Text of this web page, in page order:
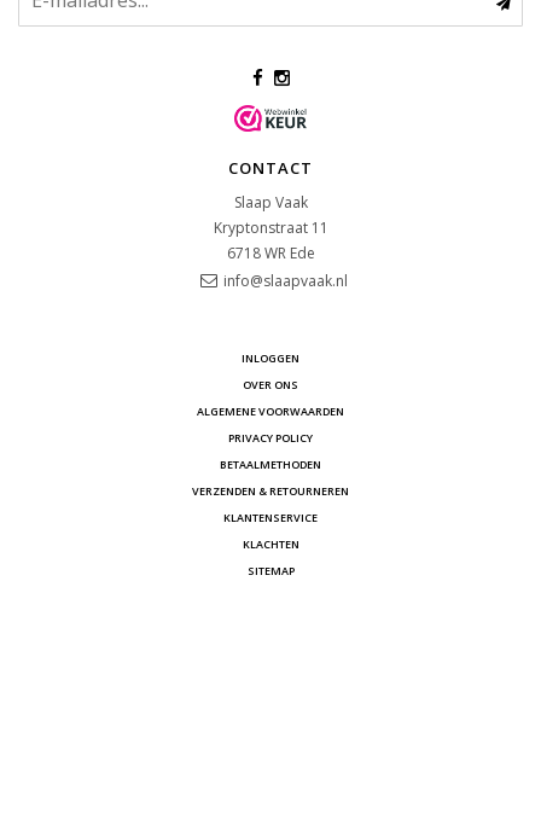
CONTACT
Slaap Vaak
Kryptonstraat 11
6718 WR Ede
info@slaapvaak.nl
INLOGGEN
OVER ONS
ALGEMENE VOORWAARDEN
PRIVACY POLICY
BETAALMETHODEN
VERZENDEN & RETOURNEREN
KLANTENSERVICE
KLACHTEN
SITEMAP